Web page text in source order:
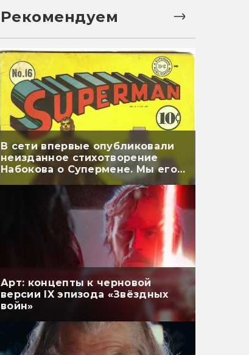
Рекомендуем
В сети впервые опубликовали
неизданное стихотворение
Набокова о Супермене. Мы его
перевели
Арт: концепты к черновой
версии IX эпизода «Звёздных
войн»